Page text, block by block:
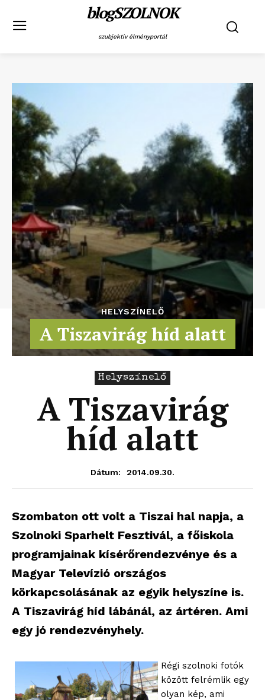
blogSZOLNOK
szubjektív élményportál
HELYSZÍNELŐ
A Tiszavirág híd alatt
Helyszínelő
A Tiszavirág
híd alatt
Dátum: 2014.09.30.
Szombaton ott volt a Tiszai hal napja, a
Szolnoki Sparhelt Fesztivál, a főiskola
programjainak kísérőrendezvénye és a
Magyar Televízió országos
körkapcsolásának az egyik helyszíne is.
A Tiszavirág híd lábánál, az ártéren. Ami
egy jó rendezvényhely.
Régi szolnoki fotók
között felrémlik egy
olyan kép, ami